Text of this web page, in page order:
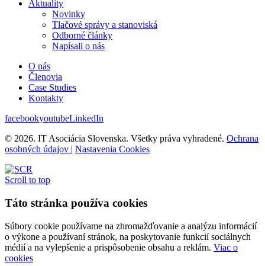
Aktuality
Novinky
Tlačové správy a stanoviská
Odborné články
Napísali o nás
O nás
Členovia
Case Studies
Kontakty
facebookyoutubeLinkedIn
© 2026. IT Asociácia Slovenska. Všetky práva vyhradené. Ochrana
osobných údajov | Nastavenia Cookies
Scroll to top
Táto stránka používa cookies
Súbory cookie používame na zhromažďovanie a analýzu informácií
o výkone a používaní stránok, na poskytovanie funkcií sociálnych
médií a na vylepšenie a prispôsobenie obsahu a reklám. Viac o
cookies